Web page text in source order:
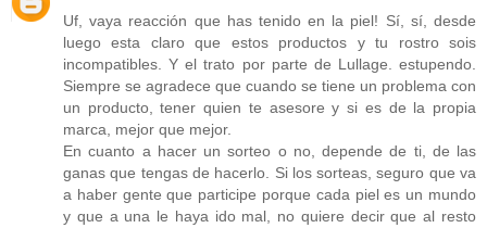
Uf, vaya reacción que has tenido en la piel! Sí, sí, desde
luego esta claro que estos productos y tu rostro sois
incompatibles. Y el trato por parte de Lullage. estupendo.
Siempre se agradece que cuando se tiene un problema con
un producto, tener quien te asesore y si es de la propia
marca, mejor que mejor.
En cuanto a hacer un sorteo o no, depende de ti, de las
ganas que tengas de hacerlo. Si los sorteas, seguro que va
a haber gente que participe porque cada piel es un mundo
y que a una le haya ido mal, no quiere decir que al resto